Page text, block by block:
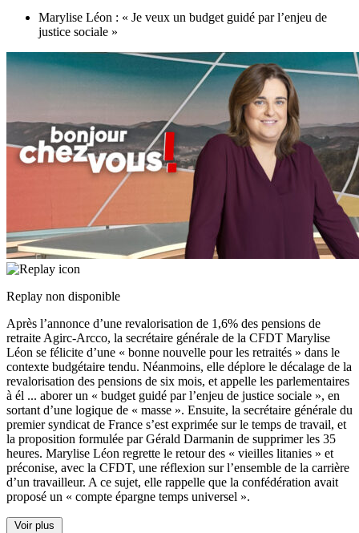
Marylise Léon : « Je veux un budget guidé par l’enjeu de
justice sociale »
Replay non disponible
Après l’annonce d’une revalorisation de 1,6% des pensions de
retraite Agirc-Arcco, la secrétaire générale de la CFDT Marylise
Léon se félicite d’une « bonne nouvelle pour les retraités » dans le
contexte budgétaire tendu. Néanmoins, elle déplore le décalage de la
revalorisation des pensions de six mois, et appelle les parlementaires
à él ... aborer un « budget guidé par l’enjeu de justice sociale », en
sortant d’une logique de « masse ». Ensuite, la secrétaire générale du
premier syndicat de France s’est exprimée sur le temps de travail, et
la proposition formulée par Gérald Darmanin de supprimer les 35
heures. Marylise Léon regrette le retour des « vieilles litanies » et
préconise, avec la CFDT, une réflexion sur l’ensemble de la carrière
d’un travailleur. A ce sujet, elle rappelle que la confédération avait
proposé un « compte épargne temps universel ».
Voir plus